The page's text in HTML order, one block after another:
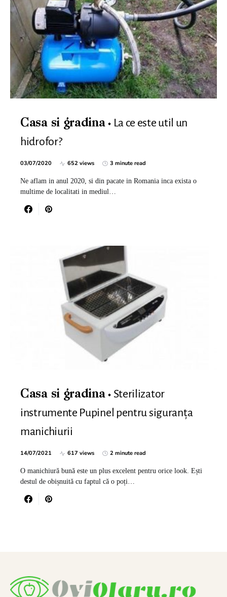
Casa si gradina
La ce este util un
hidrofor?
03/07/2020 652 views 3 minute read
Ne aflam in anul 2020, si din pacate in Romania inca exista o
multime de localitati in mediul…
Casa si gradina
Sterilizator
instrumente Pupinel pentru siguranța
manichiurii
14/07/2021 617 views 2 minute read
O manichiură bună este un plus excelent pentru orice look. Ești
destul de obișnuită cu faptul că o poți…